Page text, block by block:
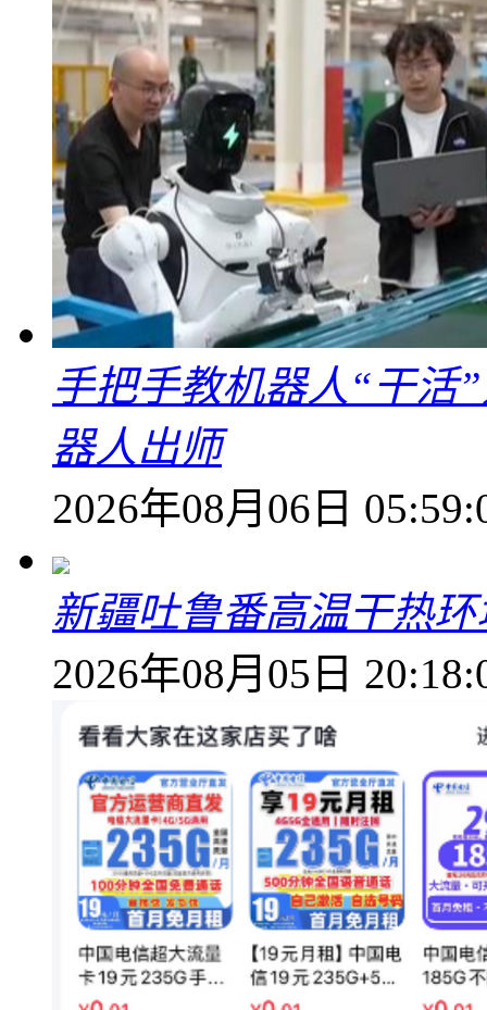
手把手教机器人“干活
器人出师
2026年08月06日
新疆吐鲁番高温干热
2026年08月05日